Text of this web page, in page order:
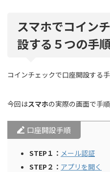
スマホでコイン
設する５つの手順
コインチェックで口座開設する
今回はスマホの実際の画面で手
口座開設手順
STEP１： メール認証
STEP２： アプリを開く